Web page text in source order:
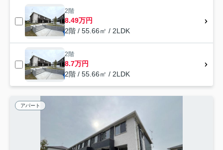
2階
8.49万円
2階 / 55.66㎡ / 2LDK
2階
8.7万円
2階 / 55.66㎡ / 2LDK
アパート